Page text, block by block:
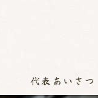
代表あいさつ